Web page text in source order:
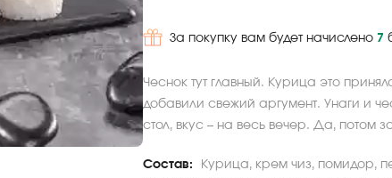
За покупку вам будет начислено 7
Чеснок тут главный. Курица это
добавили свежий аргумент. Унаги и
стол, вкус – на весь вечер. Да, потом
Состав:
Курица, крем чиз, помидор,